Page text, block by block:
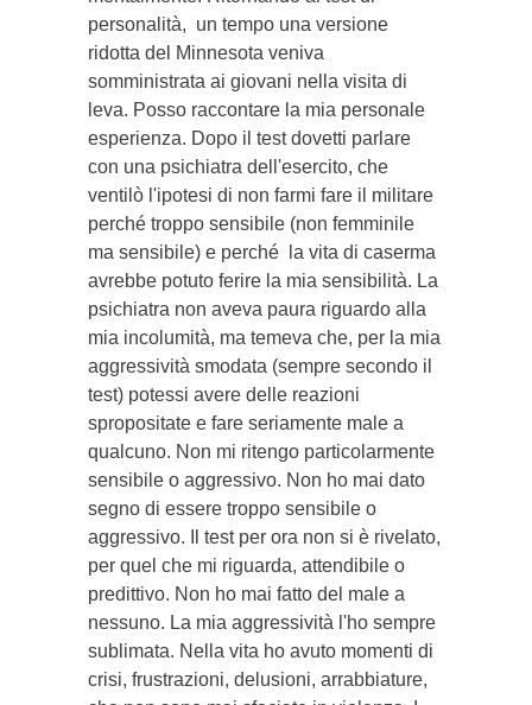
personalità, un tempo una versione
ridotta del Minnesota veniva
somministrata ai giovani nella visita di
leva. Posso raccontare la mia personale
esperienza. Dopo il test dovetti parlare
con una psichiatra dell'esercito, che
ventilò l'ipotesi di non farmi fare il militare
perché troppo sensibile (non femminile
ma sensibile) e perché la vita di caserma
avrebbe potuto ferire la mia sensibilità. La
psichiatra non aveva paura riguardo alla
mia incolumità, ma temeva che, per la mia
aggressività smodata (sempre secondo il
test) potessi avere delle reazioni
spropositate e fare seriamente male a
qualcuno. Non mi ritengo particolarmente
sensibile o aggressivo. Non ho mai dato
segno di essere troppo sensibile o
aggressivo. Il test per ora non si è rivelato,
per quel che mi riguarda, attendibile o
predittivo. Non ho mai fatto del male a
nessuno. La mia aggressività l'ho sempre
sublimata. Nella vita ho avuto momenti di
crisi, frustrazioni, delusioni, arrabbiature,